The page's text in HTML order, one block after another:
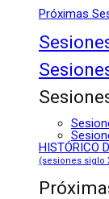
Próximas
HISTÓRICO
(sesiones siglo